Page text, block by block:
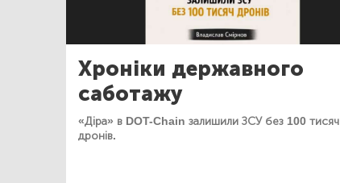
Хроніки державного
саботажу
«Діра» в DOT-Chain залишили ЗСУ без 100 тисяч
дронів.